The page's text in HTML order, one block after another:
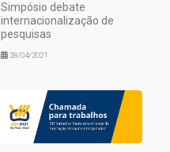
Simpósio debate
internacionalização de
pesquisas
28/04/2021